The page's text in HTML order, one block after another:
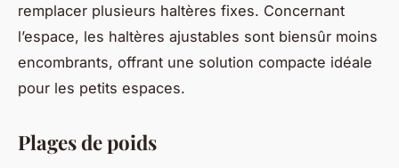
remplacer plusieurs haltères fixes. Concernant
l’espace, les haltères ajustables sont biensûr moins
encombrants, offrant une solution compacte idéale
pour les petits espaces.
Plages de poids